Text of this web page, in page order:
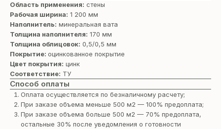
Область применения: стены
Рабочая ширина: 1 200 мм
Наполнитель: минеральная вата
Толщина наполнителя: 170 мм
Толщина облицовок: 0,5/0,5 мм
Покрытие: оцинкованное покрытие
Цвет покрытия: цинк
Соответствие: ТУ
Способ оплаты
Оплата осуществляется по безналичному расчету;
При заказе объема меньше 500 м2 — 100% предоплата;
При заказе объема больше 500 м2 — 70% предоплата,
остальные 30% после уведомления о готовности